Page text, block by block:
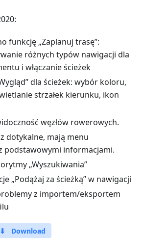
funkcję „Zaplanuj trasę”:
różnych typów nawigacji dla
i włączanie ścieżek
dla ścieżek: wybór koloru,
strzałek kierunku, ikon
węzłów rowerowych.
dotykalne, mają menu
podstawowymi informacjami.
„Wyszukiwania”
„Podążaj za ścieżką” w nawigacji
z importem/eksportem
⬇ Download